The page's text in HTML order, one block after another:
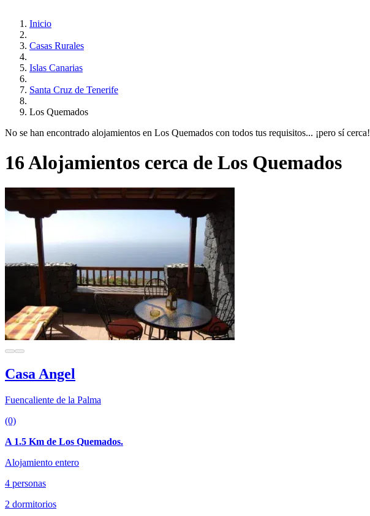
Inicio
Casas Rurales
Islas Canarias
Santa Cruz de Tenerife
Los Quemados
No se han encontrado alojamientos en Los Quemados con todos tus requisitos... ¡pero sí cerca!
16 Alojamientos cerca de Los Quemados
Casa Angel
Fuencaliente de la Palma
(0)
A 1.5 Km de Los Quemados.
Alojamiento entero
4 personas
2 dormitorios